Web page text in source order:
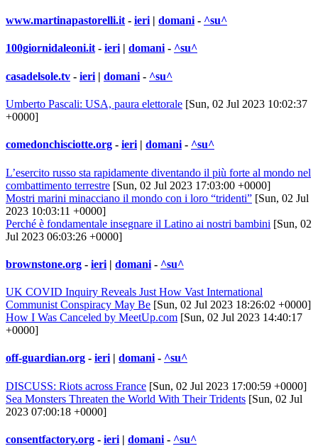
www.martinapastorelli.it - ieri | domani - ^su^
100giornidaleoni.it- ieri| domani- ^su^
casadelsole.tv - ieri | domani - ^su^
Umberto Pascali: USA, paura elettorale [Sun, 02 Jul 2023 10:02:37
+0000]
comedonchisciotte.org - ieri | domani - ^su^
L’esercito russo sta rapidamente diventando il più forte al mondo nel
combattimento terrestre [Sun, 02 Jul 2023 17:03:00 +0000]
Mostri marini minacciano il mondo con i loro “tridenti” [Sun, 02 Jul
2023 10:03:11 +0000]
Perché è fondamentale insegnare il Latino ai nostri bambini [Sun, 02
Jul 2023 06:03:26 +0000]
brownstone.org - ieri | domani - ^su^
UK COVID Inquiry Reveals Just How Vast International
Communist Conspiracy May Be [Sun, 02 Jul 2023 18:26:02 +0000]
How I Was Canceled by MeetUp.com [Sun, 02 Jul 2023 14:40:17
+0000]
off-guardian.org - ieri | domani - ^su^
DISCUSS: Riots across France [Sun, 02 Jul 2023 17:00:59 +0000]
Sea Monsters Threaten the World With Their Tridents [Sun, 02 Jul
2023 07:00:18 +0000]
consentfactory.org - ieri | domani - ^su^